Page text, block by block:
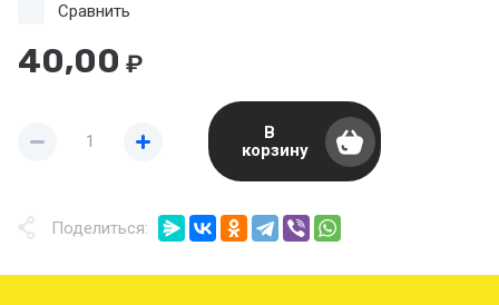
40,00 ₽
Сравнить
В
корзину
Поделиться: